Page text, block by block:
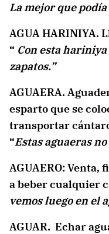
La mejor que
AGUA HARINIYA.
“ Con esta
zapatos.”
AGUAERA.
esparto que se
transportar
“Estas aguaeras
AGUAERO: Venta,
a beber cualquier
vemos luego en el
AGUAR. Echar